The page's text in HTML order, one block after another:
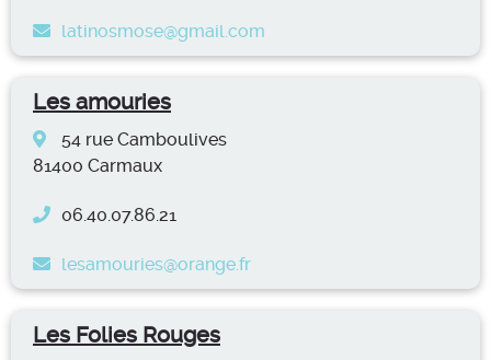
latinosmose@gmail.com
Les amouries
54 rue Camboulives
81400 Carmaux
06.40.07.86.21
lesamouries@orange.fr
Les Folies Rouges